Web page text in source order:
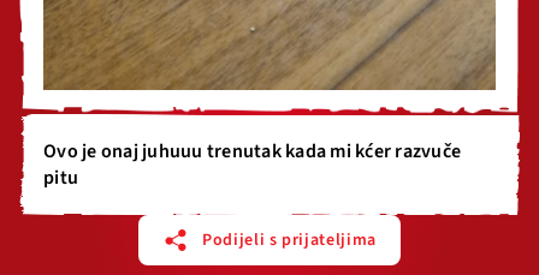
Ovo je onaj juhuuu trenutak kada mi kćer razvuče
pitu
Podijeli s prijateljima